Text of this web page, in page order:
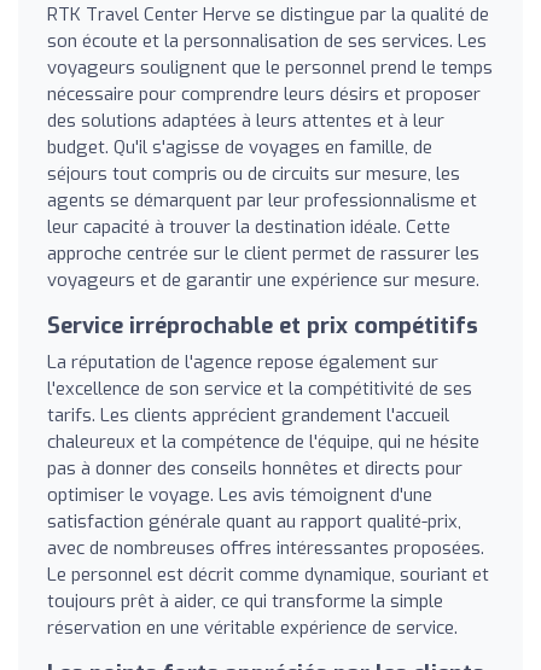
RTK Travel Center Herve se distingue par la qualité de
son écoute et la personnalisation de ses services. Les
voyageurs soulignent que le personnel prend le temps
nécessaire pour comprendre leurs désirs et proposer
des solutions adaptées à leurs attentes et à leur
budget. Qu'il s'agisse de voyages en famille, de
séjours tout compris ou de circuits sur mesure, les
agents se démarquent par leur professionnalisme et
leur capacité à trouver la destination idéale. Cette
approche centrée sur le client permet de rassurer les
voyageurs et de garantir une expérience sur mesure.
Service irréprochable et prix compétitifs
La réputation de l'agence repose également sur
l'excellence de son service et la compétitivité de ses
tarifs. Les clients apprécient grandement l'accueil
chaleureux et la compétence de l'équipe, qui ne hésite
pas à donner des conseils honnêtes et directs pour
optimiser le voyage. Les avis témoignent d'une
satisfaction générale quant au rapport qualité-prix,
avec de nombreuses offres intéressantes proposées.
Le personnel est décrit comme dynamique, souriant et
toujours prêt à aider, ce qui transforme la simple
réservation en une véritable expérience de service.